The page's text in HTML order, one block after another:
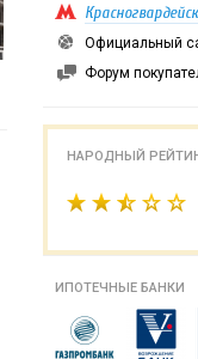
Официальный
Форум
НАРОДНЫЙ
ИПОТЕЧНЫЕ БАНКИ